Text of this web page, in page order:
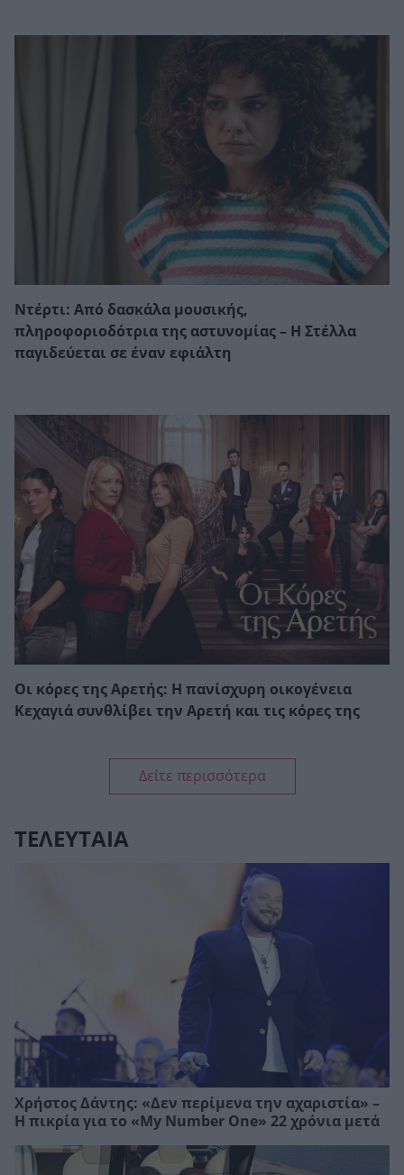
Ντέρτι: Από δασκάλα μουσικής,
πληροφοριοδότρια της αστυνομίας – Η Στέλλα
παγιδεύεται σε έναν εφιάλτη
Οι κόρες της Αρετής: Η πανίσχυρη οικογένεια
Κεχαγιά συνθλίβει την Αρετή και τις κόρες της
Δείτε περισσότερα
ΤΕΛΕΥΤΑΙΑ
Χρήστος Δάντης: «Δεν περίμενα την αχαριστία» –
Η πικρία για το «My Number One» 22 χρόνια μετά